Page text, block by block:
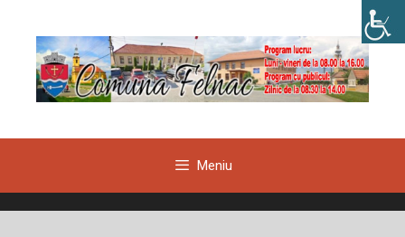
conținut
Meniu